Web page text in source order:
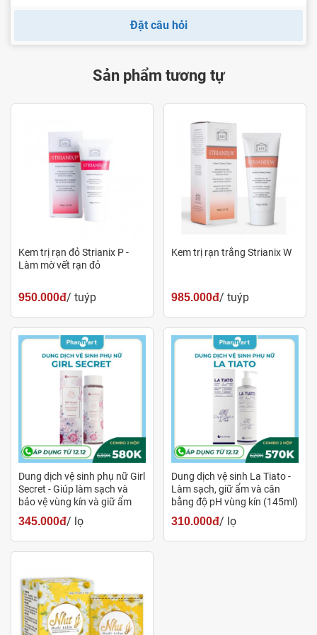
âm đạo. Ngăn ngừa lão hoá, chống viêm rất hiệu quả
Ưu điểm vượt trội:
kích ứng làn da
Đã qua thử nghiệm lâm sàng tại viện Da liễu của
trường Đại học Y Gdansk
Đạt tiêu chuẩn khắt khe nhất của Dược - Mỹ phẩm EU
Tăng cường sức đề kháng, bảo vệ vùng kín trước sự
tấn công của vi khuẩn có hại
Duy trì độ ẩm, giảm tình trạng viêm phù nề của các vi
tổn thương.
Làm giảm nguy cơ mắc một số bệnh phụ khoa do
nấm, virus, vi khuẩn gây ra
Đặt câu hỏi
Sản phẩm tương tự
Kem trị rạn đỏ Strianix P -
Làm mờ vết rạn đỏ
950.000đ/ tuýp
Kem trị rạn trắng Strianix W
985.000đ/ tuýp
Dung dịch vệ sinh phụ nữ Girl
Secret - Giúp làm sạch và
bảo vệ vùng kín và giữ ẩm
(180ml)
345.000đ/ lọ
Dung dịch vệ sinh La Tiato -
Làm sạch, giữ ẩm và cân
bằng độ pH vùng kín (145ml)
310.000đ/ lọ